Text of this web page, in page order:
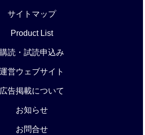
サイトマップ
Product List
購読・試読申込み
運営ウェブサイト
広告掲載について
お知らせ
お問合せ